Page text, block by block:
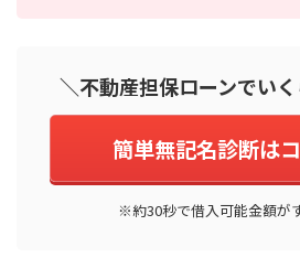
＼不動産担保ローンでい
簡単無記名診断は
※約30秒で借入可能金額が